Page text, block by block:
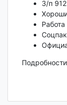
З/п